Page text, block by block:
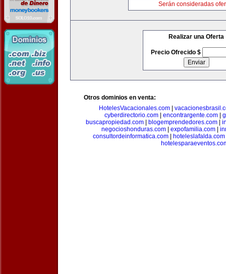
Serán consideradas
Realizar una Oferta
Precio Ofrecido $
Otros dominios en venta:
HotelesVacacionales.com|
cyberdirectorio.com| encontrargente.com|
buscapropiedad.com| blogemprendedores.com|
negocioshonduras.com| expofamilia.com|
consultordeinformatica.com| hoteleslafalda.com